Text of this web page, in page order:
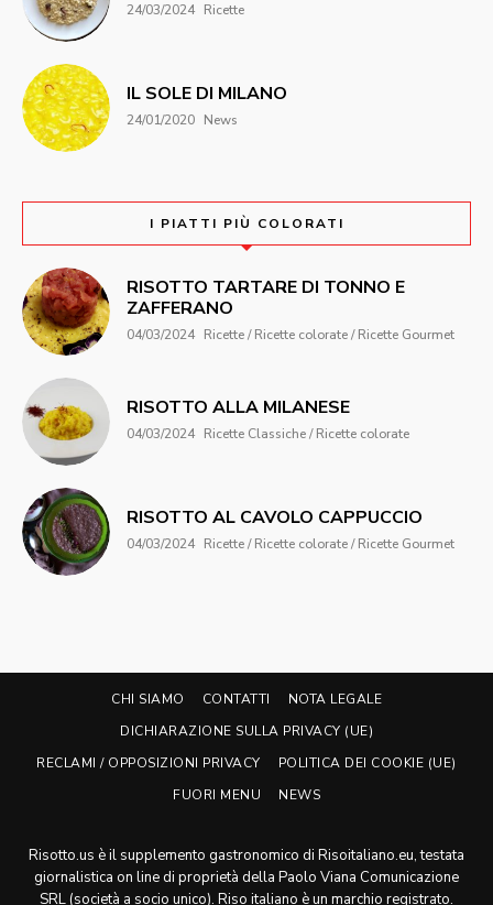
24/03/2024 Ricette
IL SOLE DI MILANO
24/01/2020 News
I PIATTI PIÙ COLORATI
RISOTTO TARTARE DI TONNO E
ZAFFERANO
04/03/2024 Ricette / Ricette colorate / Ricette Gourmet
RISOTTO ALLA MILANESE
04/03/2024 Ricette Classiche / Ricette colorate
RISOTTO AL CAVOLO CAPPUCCIO
04/03/2024 Ricette / Ricette colorate / Ricette Gourmet
CHI SIAMO CONTATTI
NOTA LEGALE
DICHIARAZIONE SULLA PRIVACY (UE)
RECLAMI / OPPOSIZIONI PRIVACY
POLITICA DEI COOKIE (UE)
FUORI MENU
NEWS
Risotto.us è il supplemento gastronomico di Risoitaliano.eu, testata
giornalistica on line di proprietà della Paolo Viana Comunicazione
SRL (società a socio unico). Riso italiano è un marchio registrato.